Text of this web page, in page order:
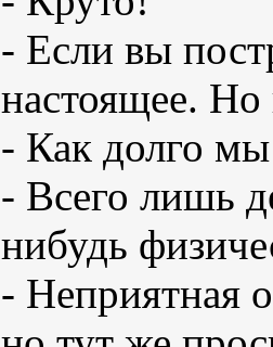
- Если вы
настоящее. Но
- Как долго
- Всего лишь
нибудь
- Неприятная